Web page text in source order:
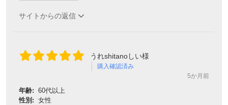
サイトからの返信
うれshitanoしい様
購入確認済み
5か月前
年齢: 60代以上
性別: 女性